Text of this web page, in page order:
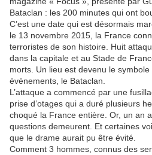
Bataclan : les 200 minutes qui ont
C’est une date qui est désormais
le 13 novembre 2015, la France
terroristes de son histoire. Huit
dans la capitale et au Stade de
morts. Un lieu est devenu le
événements, le Bataclan.
L’attaque a commencé par une
prise d’otages qui a duré plusieurs
choqué la France entière. Or, un an
questions demeurent. Et certaines
que le drame aurait pu être évité.
Comment 3 hommes, connus des